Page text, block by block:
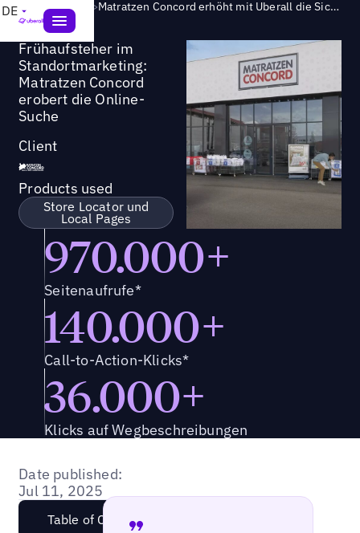
DE Success Story > Matratzen Concord erhöht mit Uberall die Sichtbarkeit von Geschäften an über 560 Standorten
Frühaufsteher im
Standortmarketing:
Matratzen Concord
erobert die Online-
Suche
Client
Products used
Store Locator und
Local Pages
970.000+
Seitenaufrufe*
140.000+
Call-to-Action-Klicks*
36.000+
Klicks auf Wegbeschreibungen
Date published:
Jul 11, 2025
Table of Content